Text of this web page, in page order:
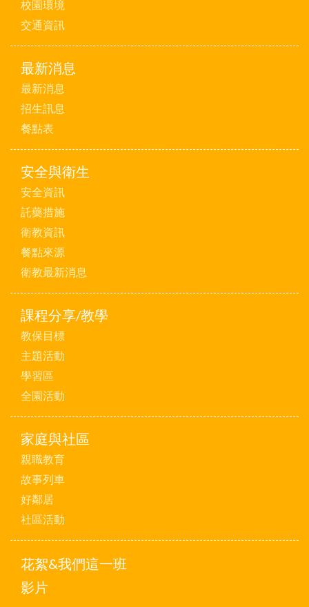
校園環境
交通資訊
最新消息
最新消息
招生訊息
餐點表
安全與衛生
安全資訊
託藥措施
衛教資訊
餐點來源
衛教最新消息
課程分享/教學
教保目標
主題活動
學習區
全園活動
家庭與社區
親職教育
故事列車
好鄰居
社區活動
花絮&我們這一班
影片